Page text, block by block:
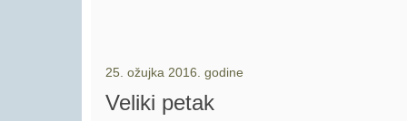
25. ožujka 2016. godine
Veliki petak